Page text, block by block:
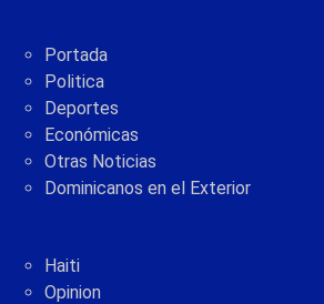
Portada
Politica
Deportes
Económicas
Otras Noticias
Dominicanos en el Exterior
Haiti
Opinion